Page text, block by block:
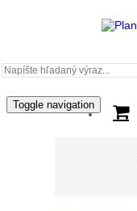
Toggle navigation